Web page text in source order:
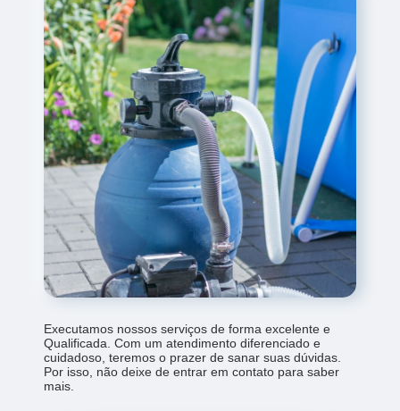
Executamos nossos serviços de forma excelente e
Qualificada. Com um atendimento diferenciado e
cuidadoso, teremos o prazer de sanar suas dúvidas.
Por isso, não deixe de entrar em contato para saber
mais.